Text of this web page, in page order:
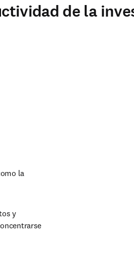
de la
la
y